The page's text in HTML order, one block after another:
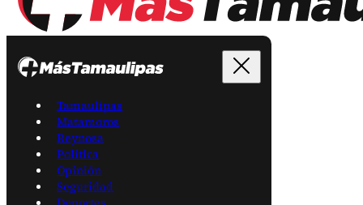
Tamaulipas
Matamoros
Reynosa
Política
Opinión
Seguridad